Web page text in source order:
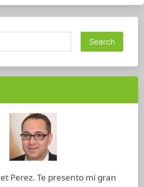
Perez. Te presento mi gran